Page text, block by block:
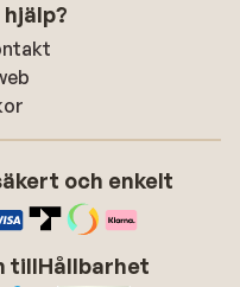
hjälp?
och enkelt
tillHållbarhet